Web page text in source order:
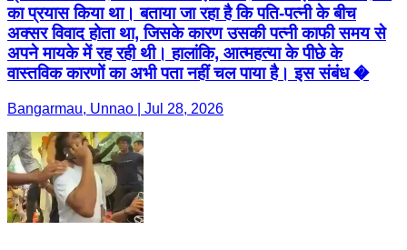
का प्रयास किया था। बताया जा रहा है कि पति-पत्नी के बीच
अक्सर विवाद होता था, जिसके कारण उसकी पत्नी काफी समय से
अपने मायके में रह रही थी। हालांकि, आत्महत्या के पीछे के
वास्तविक कारणों का अभी पता नहीं चल पाया है। इस संबंध �
Bangarmau, Unnao | Jul 28, 2026